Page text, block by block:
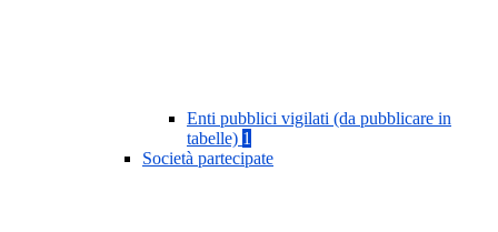
Enti pubblici vigilati (da pubblicare in
tabelle) 1
Società partecipate